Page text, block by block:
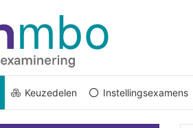
Keuzedelen Instellingsexamens